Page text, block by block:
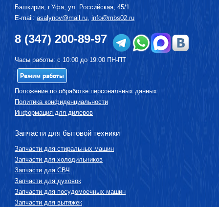
Башкирия, г.Уфа ул. Российская, 45/1
E-mail: asalynov@mail.ru info@mbs02.ru
8 (347) 200-89-97
Часы работы: с 10:00 до 19:00 ПН-ПТ
Режим работы
Положение по обработке персональных данных
Политика конфиденциальности
Информация для дилеров
Запчасти для бытовой техники
Запчасти для стиральных машин
Запчасти для холодильников
Запчасти для СВЧ
Запчасти для духовок
Запчасти для посудомоечных машин
Запчасти для вытяжек